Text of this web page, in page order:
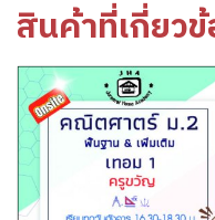
สินค้าที่เกี่ยว